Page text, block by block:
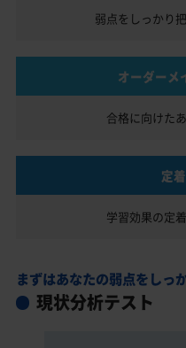
弱点をしっかり
オーダーメ
合格に向けた
定
学習効果の定
まずはあなたの弱点をしっ
現状分析テスト